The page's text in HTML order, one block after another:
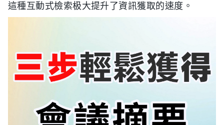
這種互動式檢索极大提升了資訊獲取的速度。